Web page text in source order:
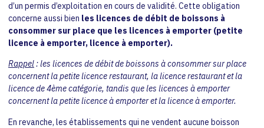
d’un permis d’exploitation en cours de validité. Cette obligation
concerne aussi bien les licences de débit de boissons à
consommer sur place que les licences à emporter (petite
licence à emporter, licence à emporter).
Rappel: les licences de débit de boissons à consommer sur place
concernent la petite licence restaurant, la licence restaurant et la
licence de 4ème catégorie, tandis que les licences à emporter
concernent la petite licence à emporter et la licence à emporter.
En revanche, les établissements qui ne vendent aucune boisson